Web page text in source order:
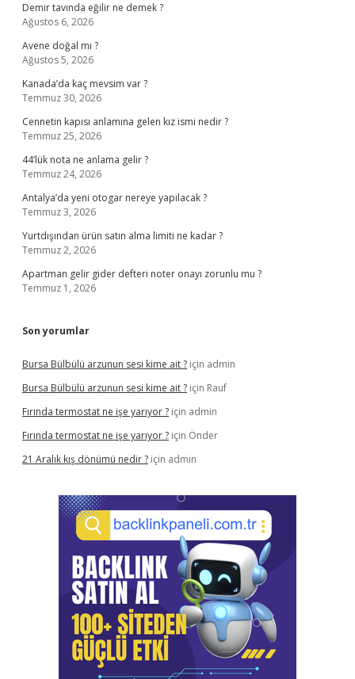
Demir tavında eğilir ne demek ?
Ağustos 6, 2026
Avene doğal mı ?
Ağustos 5, 2026
Kanada’da kaç mevsim var ?
Temmuz 30, 2026
Cennetin kapısı anlamına gelen kız ismi nedir ?
Temmuz 25, 2026
44’lük nota ne anlama gelir ?
Temmuz 24, 2026
Antalya’da yeni otogar nereye yapılacak ?
Temmuz 3, 2026
Yurtdışından ürün satın alma limiti ne kadar ?
Temmuz 2, 2026
Apartman gelir gider defteri noter onayı zorunlu mu ?
Temmuz 1, 2026
Son yorumlar
Bursa Bülbülü arzunun sesi kime ait ? için admin
Bursa Bülbülü arzunun sesi kime ait ? için Rauf
Fırında termostat ne işe yarıyor ? için admin
Fırında termostat ne işe yarıyor ? için Önder
21 Aralık kış dönümü nedir ? için admin